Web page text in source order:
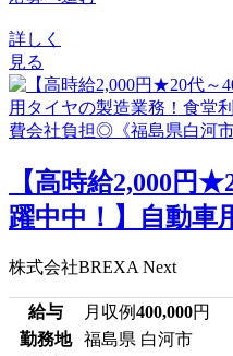
詳しく
見る
【高時給2,000円
躍中中！】自動車
株式会社BREXA Next
給与 月収例400,000円
勤務地
福島県 白河市